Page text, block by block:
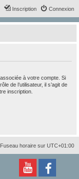
Connexion
Inscription
à votre compte. Si
de l’utilisateur, il s’agit de
inscription.
Fuseau horaire sur UTC+01:00